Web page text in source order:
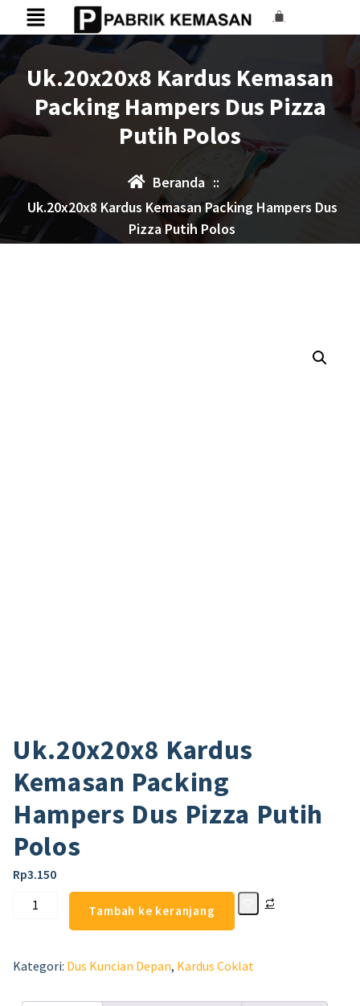
Uk.20x20x8 Kardus Kemasan
Packing Hampers Dus Pizza
Putih Polos
Beranda ::
Uk.20x20x8 Kardus Kemasan Packing Hampers Dus
Pizza Putih Polos
Uk.20x20x8 Kardus
Kemasan Packing
Hampers Dus Pizza Putih
Polos
Rp3.150
Tambah ke keranjang
Kategori: Dus Kuncian Depan, Kardus Coklat